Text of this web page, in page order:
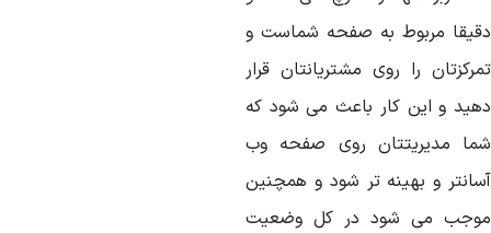
مربوط به صفحه شماست و
را روی مشتریانتان قرار
و این کار باعث می شود که
مدیریتتان روی صفحه وب
و بهینه تر شود و همچنین
می شود در کل وضعیت